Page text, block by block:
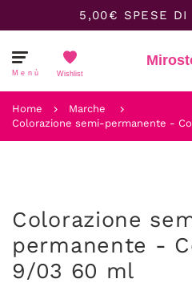
5,00€ SPESE DI
Menù Wishlist
Il
Home
Marche
Colorazione semi-permanente -
Colorazione
permanente -
9/03 60 ml